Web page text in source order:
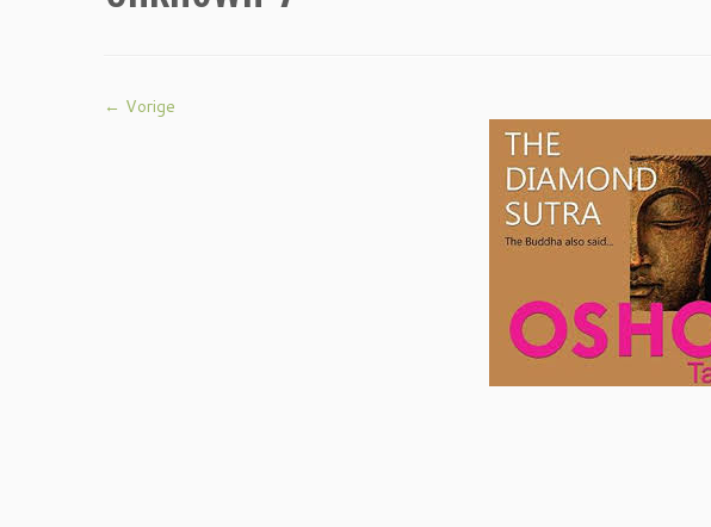
← Vorige